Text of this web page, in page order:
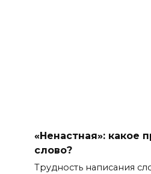
«Ненастная»: какое
слово?
Трудность написания